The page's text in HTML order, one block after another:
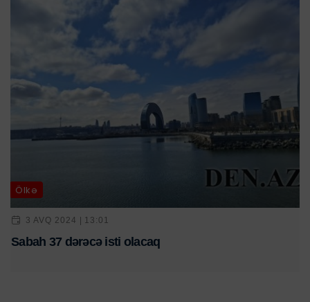
Ölkə
3 AVQ 2024 | 13:01
Sabah 37 dərəcə isti olacaq